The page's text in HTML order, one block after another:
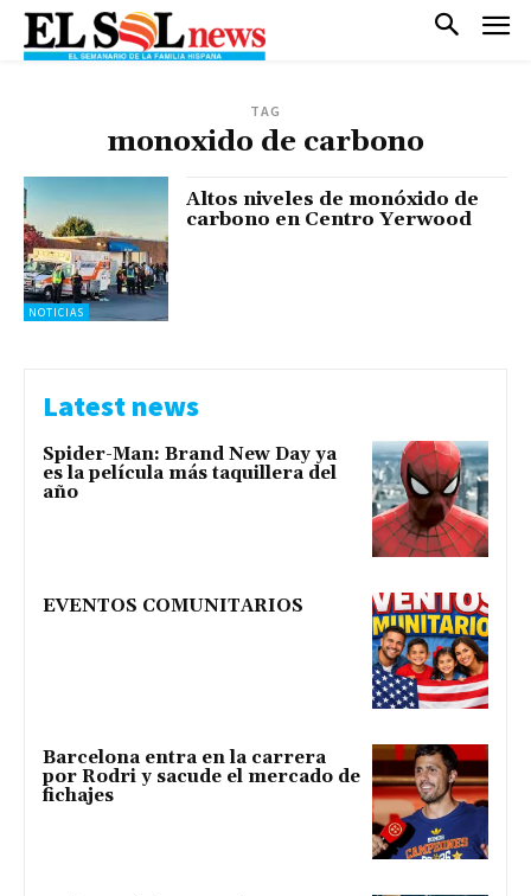
TAG
monoxido de carbono
NOTICIAS
Altos niveles de monóxido de
carbono en Centro Yerwood
Latest news
Spider-Man: Brand New Day ya
es la película más taquillera del
año
EVENTOS COMUNITARIOS
Barcelona entra en la carrera
por Rodri y sacude el mercado de
fichajes